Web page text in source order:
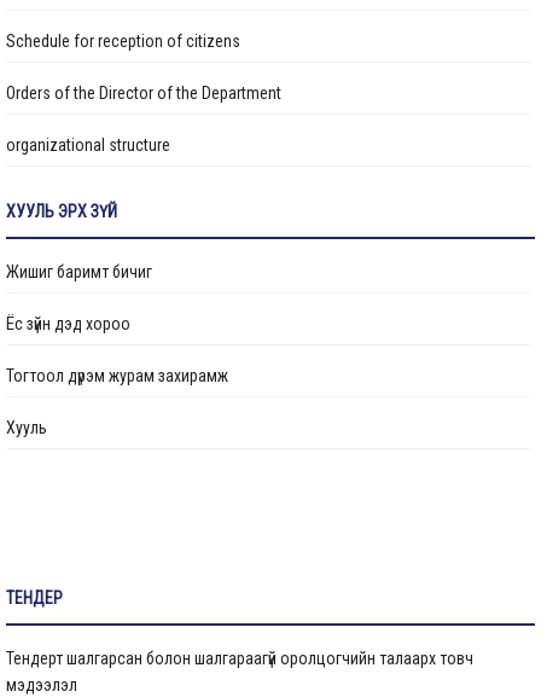
Schedule for reception of citizens
Orders of the Director of the Department
organizational structure
Бараа ажил үйлчилгээ
Газрын даргын тушаал
ХУУЛЬ ЭРХ ЗҮЙ
Жишиг баримт бичиг
Ёс зүйн дэд хороо
Тогтоол дүрэм журам захирамж
Хууль
ТЕНДЕР
Тендерт шалгарсан болон шалгараагүй оролцогчийн талаарх товч
мэдээлэл